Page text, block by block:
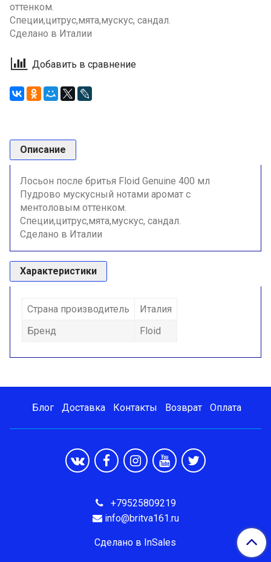
оттенком.
Специи,цитрус,мята,мускус, сандал.
Сделано в Италии
Добавить в сравнение
Описание
Лосьон после бритья Floid Genuine 400 мл
Пудрово мускусный нотами аромат с
ментоловым оттенком.
Специи,цитрус,мята,мускус, сандал.
Сделано в Италии
Характеристики
Страна производитель
Италия
Бренд
Floid
Блог Доставка Контакты Возврат Оплата
+79525809219
info@britva161.ru
Сделано в InSales